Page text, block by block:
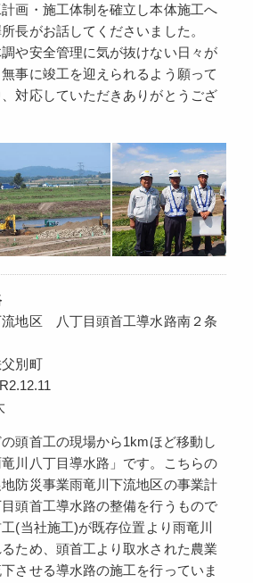
画・施工体制を確立し本体施工へ
長がお話してくださいました。
や安全管理に気が抜けない日々が
事に竣工を迎えられるよう願って
対応していただきありがとうござ
流地区 八丁目頭首工導水路南２条
別町
頭首工の現場から1kmほど移動し
川八丁目導水路」です。こちらの
防災事業雨竜川下流地区の事業計
頭首工導水路の整備を行うもので
(当社施工)が既存位置より雨竜川
ため、頭首工より取水された農業
させる導水路の施工を行っていま